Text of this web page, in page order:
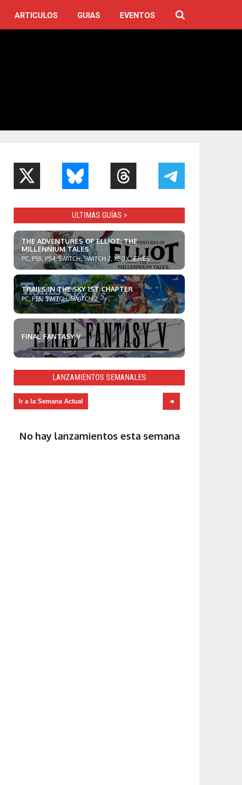
ARTICULOS GUIAS EVENTOS
ULTIMAS GUÍAS >
THE ADVENTURES OF ELLIOT: THE
MILLENNIUM TALES
PC, PS5, PS4, SWITCH, SWITCH 2, XBOX SERIES
TRAILS IN THE SKY 1ST CHAPTER
PC, PS5, SWITCH, SWITCH 2
FINAL FANTASY V
LANZAMIENTOS SEMANALES
Ir a la Semana Actual
No hay lanzamientos esta semana